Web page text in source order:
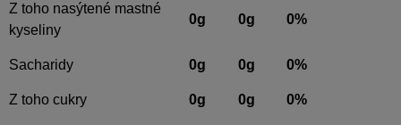
Z toho nasýtené mastné
kyseliny
0g 0g 0%
Sacharidy 0g 0g 0%
Z toho cukry 0g 0g 0%